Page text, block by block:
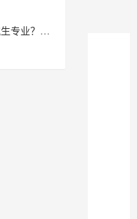
诉你答案